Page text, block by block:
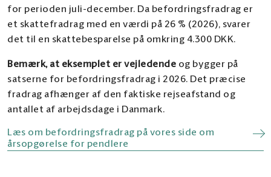
for perioden juli-december. Da befordringsfradrag er
et skattefradrag med en værdi på 26 % (2026), svarer
det til en skattebesparelse på omkring 4.300 DKK.
Bemærk, at eksemplet er vejledende og bygger på
satserne for befordringsfradrag i 2026. Det præcise
fradrag afhænger af den faktiske rejseafstand og
antallet af arbejdsdage i Danmark.
Læs om befordringsfradrag på vores side om
årsopgørelse for pendlere